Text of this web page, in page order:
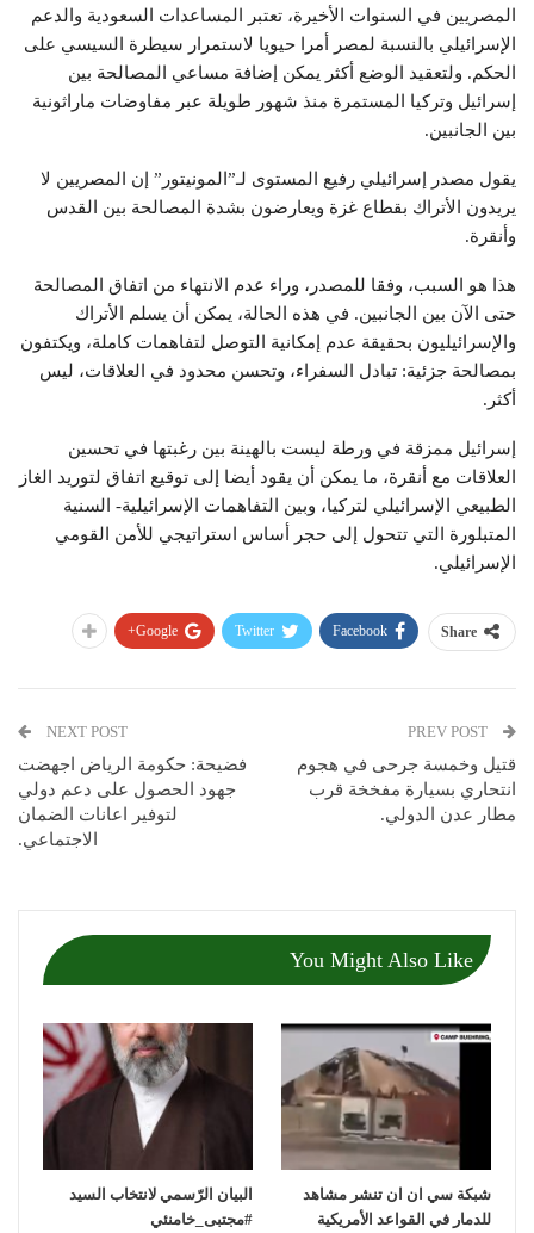
المصريين في السنوات الأخيرة، تعتبر المساعدات السعودية والدعم
الإسرائيلي بالنسبة لمصر أمرا حيويا لاستمرار سيطرة السيسي على
الحكم. ولتعقيد الوضع أكثر يمكن إضافة مساعي المصالحة بين
إسرائيل وتركيا المستمرة منذ شهور طويلة عبر مفاوضات ماراثونية
بين الجانبين.
يقول مصدر إسرائيلي رفيع المستوى لـ”المونيتور” إن المصريين لا
يريدون الأتراك بقطاع غزة ويعارضون بشدة المصالحة بين القدس
وأنقرة.
هذا هو السبب، وفقا للمصدر، وراء عدم الانتهاء من اتفاق المصالحة
حتى الآن بين الجانبين. في هذه الحالة، يمكن أن يسلم الأتراك
والإسرائيليون بحقيقة عدم إمكانية التوصل لتفاهمات كاملة، ويكتفون
بمصالحة جزئية: تبادل السفراء، وتحسن محدود في العلاقات، ليس
أكثر.
إسرائيل ممزقة في ورطة ليست بالهينة بين رغبتها في تحسين
العلاقات مع أنقرة، ما يمكن أن يقود أيضا إلى توقيع اتفاق لتوريد الغاز
الطبيعي الإسرائيلي لتركيا، وبين التفاهمات الإسرائيلية- السنية
المتبلورة التي تتحول إلى حجر أساس استراتيجي للأمن القومي
الإسرائيلي.
Share
Facebook
Twitter
Google+
قتيل وخمسة جرحى في هجوم
انتحاري بسيارة مفخخة قرب
مطار عدن الدولي.
NEXT POST
فضيحة: حكومة الرياض اجهضت
جهود الحصول على دعم دولي
لتوفير اعانات الضمان
الاجتماعي.
You Might Also Like
شبكة سي ان ان تنشر مشاهد
للدمار في القواعد الأمريكية
‏البيان الرّسمي لانتخاب السيد